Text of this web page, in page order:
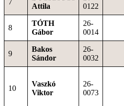
7
Attila
0122
8
TÓTH
Gábor
26-
0014
9
Bakos
Sándor
26-
0032
10
Vaszkó
Viktor
26-
0073